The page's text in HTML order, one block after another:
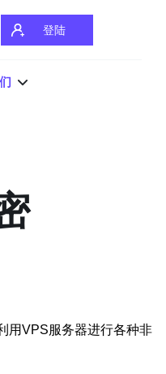
登陆
用VPS服务器进行各种非